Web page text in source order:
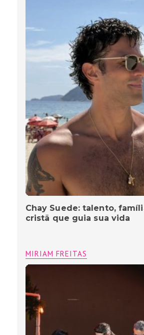
Chay Suede: talento,
cristã que guia sua vida
MIRIAM FREITAS